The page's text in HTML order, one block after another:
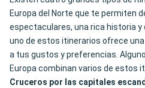
Europa del Norte que te permiten
espectaculares, una rica historia
uno de estos itinerarios ofrece
a tus gustos y preferencias.
Europa combinan varios de estos
Cruceros por las capitales